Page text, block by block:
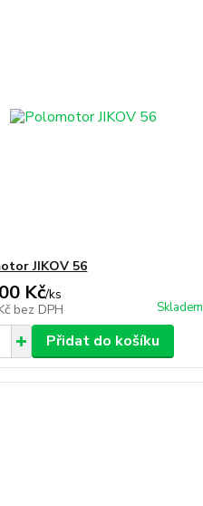
JIKOV 56
Kč/ks
bez DPH Skladem
Přidat do košíku